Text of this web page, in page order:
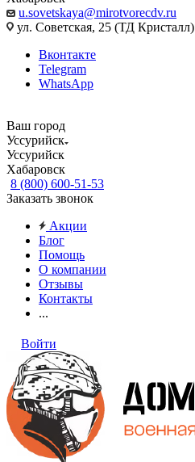
u.sovetskaya@mirotvorecdv.ru
ул. Советская, 25 (ТД Кристалл)
Вконтакте
Telegram
WhatsApp
Ваш город
Уссурийск
Уссурийск
Хабаровск
8 (800) 600-51-53
Заказать звонок
Акции
Блог
Помощь
О компании
Отзывы
Контакты
...
Войти